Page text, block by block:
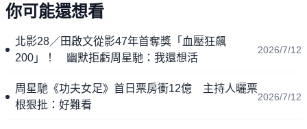
你可能還想看
北影28／田啟文從影47年首奪獎「血壓狂飆
200」！ 幽默拒虧周星馳：我還想活
2026/7/12
周星馳《功夫女足》首日票房衝12億 主持人曬票
根狠批：好難看
2026/7/12